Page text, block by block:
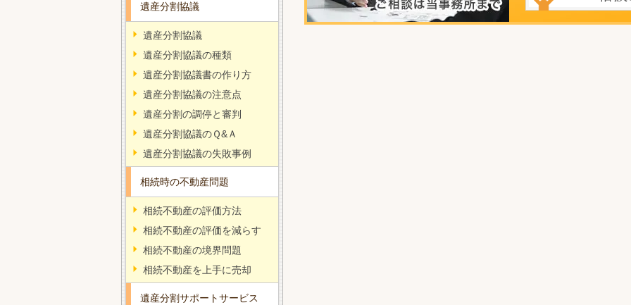
遺産分割協議
遺産分割協議
遺産分割協議の種類
遺産分割協議書の作り方
遺産分割協議の注意点
遺産分割の調停と審判
遺産分割協議のＱ&Ａ
遺産分割協議の失敗事例
相続時の不動産問題
相続不動産の評価方法
相続不動産の評価を減らす
相続不動産の境界問題
相続不動産を上手に売却
遺産分割サポートサービス